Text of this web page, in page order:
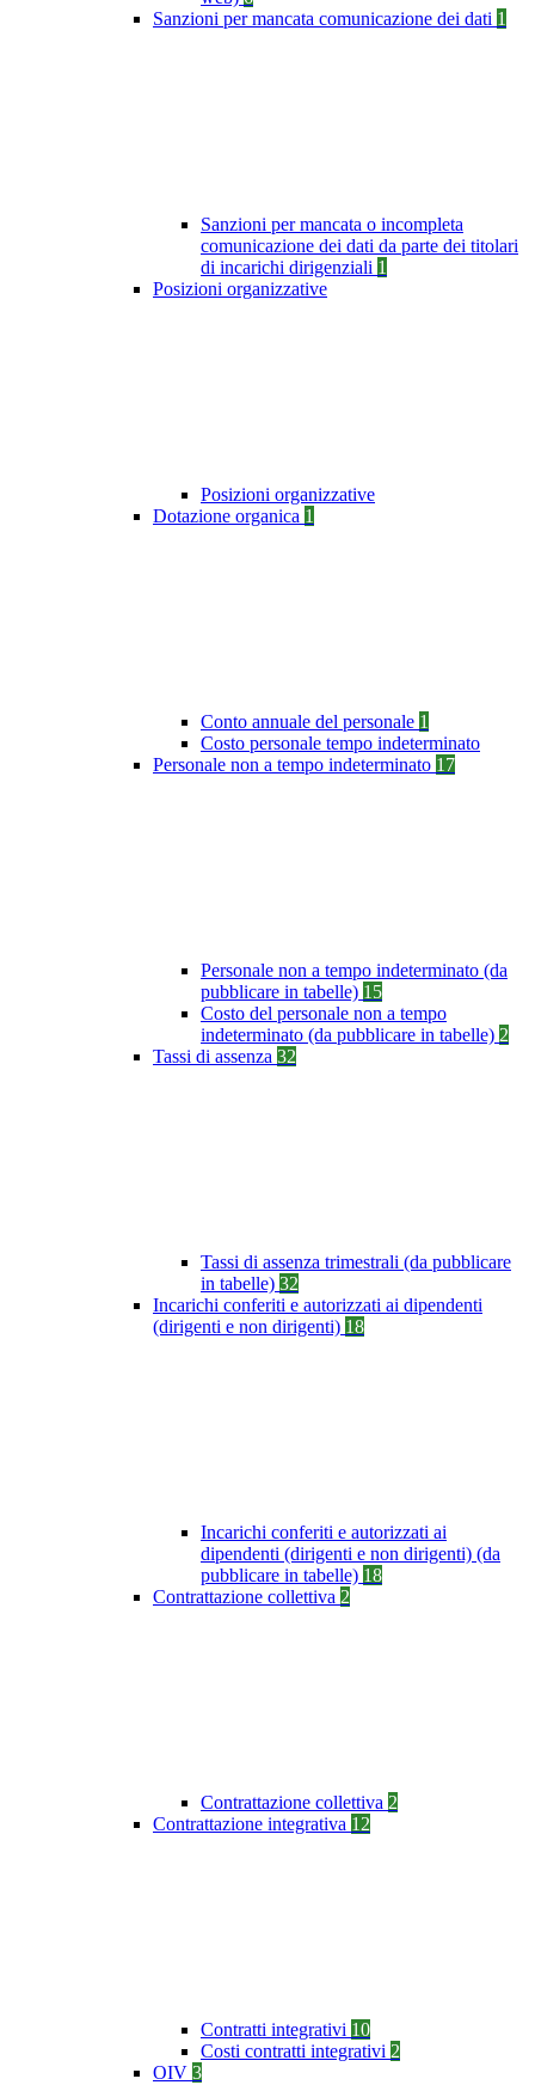
Sanzioni per mancata comunicazione dei dati 1
Sanzioni per mancata o incompleta
comunicazione dei dati da parte dei titolari
di incarichi dirigenziali 1
Posizioni organizzative
Posizioni organizzative
Dotazione organica 1
Conto annuale del personale 1
Costo personale tempo indeterminato
Personale non a tempo indeterminato 17
Personale non a tempo indeterminato (da
pubblicare in tabelle) 15
Costo del personale non a tempo
indeterminato (da pubblicare in tabelle) 2
Tassi di assenza 32
Tassi di assenza trimestrali (da pubblicare
in tabelle) 32
Incarichi conferiti e autorizzati ai dipendenti
(dirigenti e non dirigenti) 18
Incarichi conferiti e autorizzati ai
dipendenti (dirigenti e non dirigenti) (da
pubblicare in tabelle) 18
Contrattazione collettiva 2
Contrattazione collettiva 2
Contrattazione integrativa 12
Contratti integrativi 10
Costi contratti integrativi 2
OIV 3